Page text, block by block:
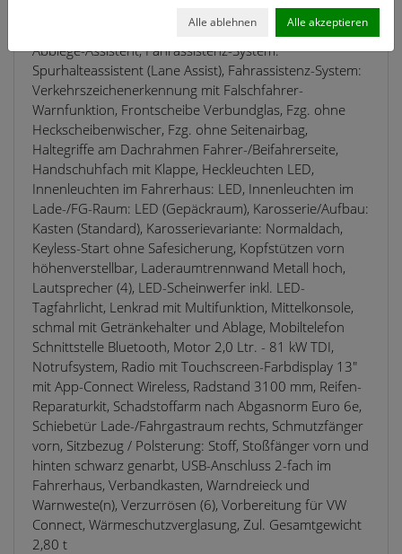
Fahrassistenz-System: Notbrems-Assistent, Fußgänger-
und Fahrraderkennung, Ausweichunterstützung und
Abbiege-Assistent, Fahrassistenz-System:
Spurhalteassistent (Lane Assist), Fahrassistenz-System:
Verkehrszeichenerkennung mit Falschfahrer-
Warnfunktion, Frontscheibe Verbundglas, Fzg. ohne
Heckscheibenwischer, Fzg. ohne Seitenairbag,
Haltegriffe am Dachrahmen Fahrer-/Beifahrerseite,
Handschuhfach mit Klappe, Heckleuchten LED,
Innenleuchten im Fahrerhaus: LED, Innenleuchten im
Lade-/FG-Raum: LED (Gepäckraum), Karosserie/Aufbau:
Kasten (Standard), Karosserievariante: Normaldach,
Keyless-Start ohne Safesicherung, Kopfstützen vorn
höhenverstellbar, Laderaumtrennwand Metall hoch,
Lautsprecher (4), LED-Scheinwerfer inkl. LED-
Tagfahrlicht, Lenkrad mit Multifunktion, Mittelkonsole,
schmal mit Getränkehalter und Ablage, Mobiltelefon
Schnittstelle Bluetooth, Motor 2,0 Ltr. - 81 kW TDI,
Notrufsystem, Radio mit Touchscreen-Farbdisplay 13"
mit App-Connect Wireless, Radstand 3100 mm, Reifen-
Reparaturkit, Schadstoffarm nach Abgasnorm Euro 6e,
Schiebetür Lade-/Fahrgastraum rechts, Schmutzfänger
vorn, Sitzbezug / Polsterung: Stoff, Stoßfänger vorn und
hinten schwarz genarbt, USB-Anschluss 2-fach im
Fahrerhaus, Verbandkasten, Warndreieck und
Warnweste(n), Verzurrösen (6), Vorbereitung für VW
Connect, Wärmeschutzverglasung, Zul. Gesamtgewicht
2,80 t
Alle ablehnen Alle akzeptieren